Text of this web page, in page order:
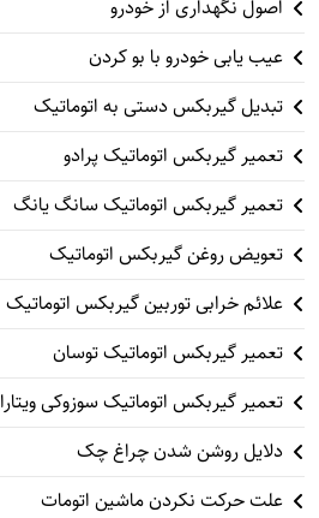
اصول نگهداری از خودرو
عیب یابی خودرو با بو کردن
تبدیل گیربکس دستی به اتوماتیک
تعمیر گیربکس اتوماتیک پرادو
تعمیر گیربکس اتوماتیک سانگ یانگ
تعویض روغن گیربکس اتوماتیک
علائم خرابی توربین گیربکس اتوماتیک
تعمیر گیربکس اتوماتیک توسان
تعمیر گیربکس اتوماتیک سوزوکی ویتارا
دلایل روشن شدن چراغ چک
علت حرکت نکردن ماشین اتومات